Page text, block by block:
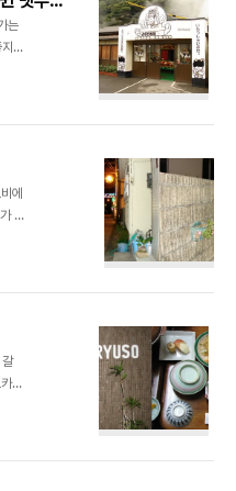
는
지
제
저
어
에
있
설
같
다.
연
는
지도
현